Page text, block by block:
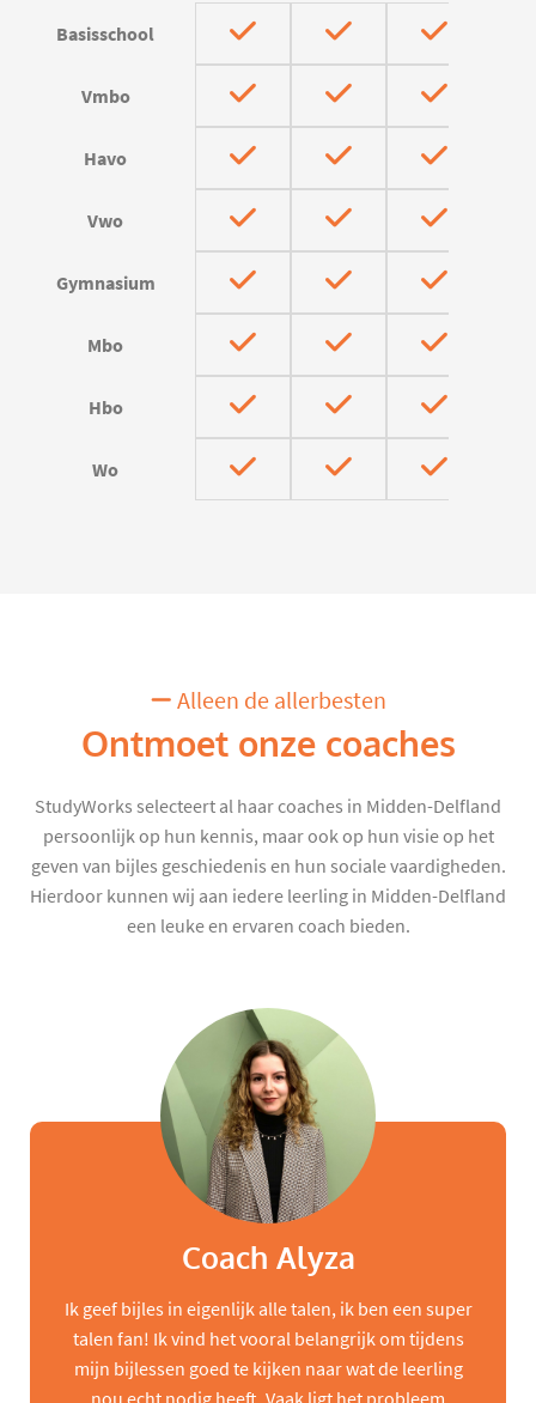
Basisschool
Vmbo
Havo
Vwo
Gymnasium
Mbo
Hbo
Wo
Alleen de allerbesten
Ontmoet onze coaches
StudyWorks selecteert al haar coaches in Midden-Delfland
persoonlijk op hun kennis, maar ook op hun visie op het
geven van bijles geschiedenis en hun sociale vaardigheden.
Hierdoor kunnen wij aan iedere leerling in Midden-Delfland
een leuke en ervaren coach bieden.
Coach Alyza
Ik geef bijles in eigenlijk alle talen, ik ben een super
talen fan! Ik vind het vooral belangrijk om tijdens
mijn bijlessen goed te kijken naar wat de leerling